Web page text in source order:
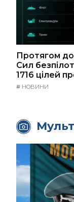
Протягом
Сил
1716 цілей
# НОВИНИ